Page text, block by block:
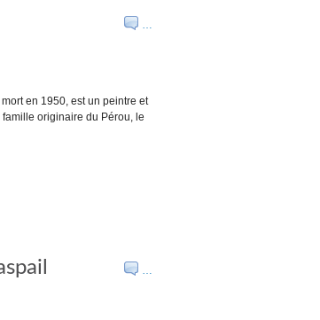
…
en 1950, est un peintre et
originaire du Pérou, le
…